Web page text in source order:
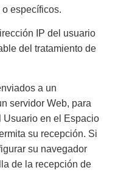
específicos.
IP del usuario
del tratamiento de
a un
servidor Web, para
Usuario en el Espacio
su recepción. Si
su navegador
de la recepción de